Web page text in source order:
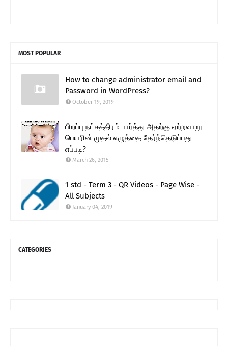
MOST POPULAR
How to change administrator email and
Password in WordPress?
October 19, 2019
பிறப்பு நட்சத்திரம் பார்த்து அதற்கு ஏற்றவாறு
பெயரின் முதல் எழுத்தை தேர்ந்தெடுப்பது
எப்படி?
March 26, 2015
1 std - Term 3 - QR Videos - Page Wise -
All Subjects
January 04, 2019
CATEGORIES